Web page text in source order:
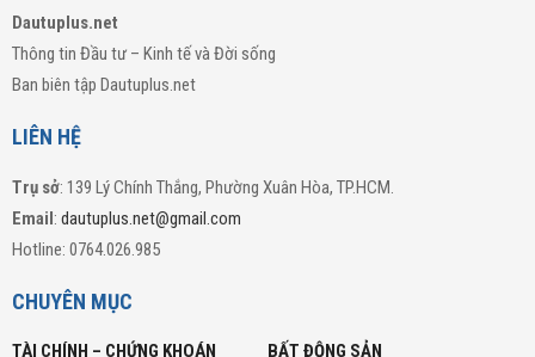
Dautuplus.net
Thông tin Đầu tư – Kinh tế và Đời sống
Ban biên tập Dautuplus.net
LIÊN HỆ
Trụ sở: 139 Lý Chính Thắng, Phường Xuân Hòa, TP.HCM.
Email: dautuplus.net@gmail.com
Hotline: 0764.026.985
CHUYÊN MỤC
TÀI CHÍNH – CHỨNG KHOÁN BẤT ĐỘNG SẢN